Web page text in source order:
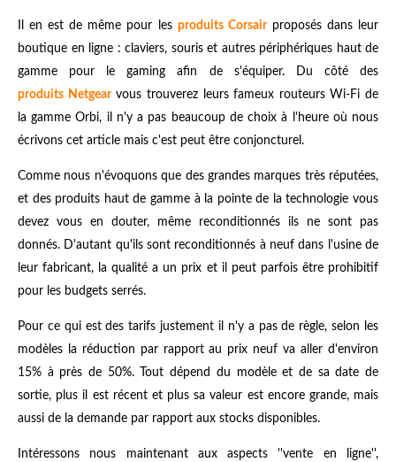
Il en est de même pour les produits Corsairproposés dans leur
boutique en ligne : claviers, souris et autres périphériques haut de
gamme pour le gaming afin de s'équiper. Du côté des
produits Netgearvous trouverez leurs fameux routeurs Wi-Fi de
la gamme Orbi, il n'y a pas beaucoup de choix à l'heure où nous
écrivons cet article mais c'est peut être conjoncturel.
Comme nous n'évoquons que des grandes marques très réputées,
et des produits haut de gamme à la pointe de la technologie vous
devez vous en douter, même reconditionnés ils ne sont pas
donnés. D'autant qu'ils sont reconditionnés à neuf dans l'usine de
leur fabricant, la qualité a un prix et il peut parfois être prohibitif
pour les budgets serrés.
Pour ce qui est des tarifs justement il n'y a pas de règle, selon les
modèles la réduction par rapport au prix neuf va aller d'environ
15% à près de 50%. Tout dépend du modèle et de sa date de
sortie, plus il est récent et plus sa valeur est encore grande, mais
aussi de la demande par rapport aux stocks disponibles.
Intéressons nous maintenant aux aspects ''vente en ligne'',